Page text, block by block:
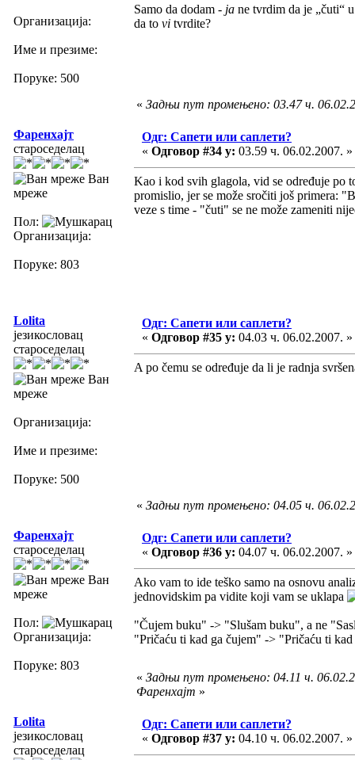
Организација:
Име и презиме:
Поруке: 500
Samo da dodam - ja ne tvrdim da je „čuti“
da to vi tvrdite?
« Задњи пут промењено: 03.47 ч.
Фаренхајт
староседелац
Ван
мреже
Пол:
Организација:
Поруке: 803
Одг: Сапети или саплети?
« Одговор #34 у: 03.59 ч. 06.02.2007. »
Kao i kod svih glagola, vid se određuje po
promislio, jer se može sročiti još primera:
veze s time - "čuti" se ne može zameniti
Lolita
језикословац
староседелац
Ван
мреже
Организација:
Име и презиме:
Поруке: 500
Одг: Сапети или саплети?
« Одговор #35 у: 04.03 ч. 06.02.2007. »
A po čemu se određuje da li je radnja
« Задњи пут промењено: 04.05 ч.
Фаренхајт
староседелац
Ван
мреже
Пол:
Организација:
Поруке: 803
Одг: Сапети или саплети?
« Одговор #36 у: 04.07 ч. 06.02.2007. »
Ako vam to ide teško samo na osnovu
jednovidskim pa vidite koji vam se uklapa
"Čujem buku" -> "Slušam buku", a ne
"Pričaću ti kad ga čujem" -> "Pričaću ti
« Задњи пут промењено: 04.11 ч.
Фаренхајт »
Lolita
језикословац
староседелац
Одг: Сапети или саплети?
« Одговор #37 у: 04.10 ч. 06.02.2007. »